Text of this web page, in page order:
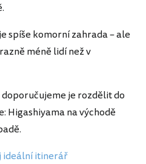
spíše komorní zahrada – ale
méně lidí než v
je rozdělit do
Higashiyama na východě
ideální itinerář